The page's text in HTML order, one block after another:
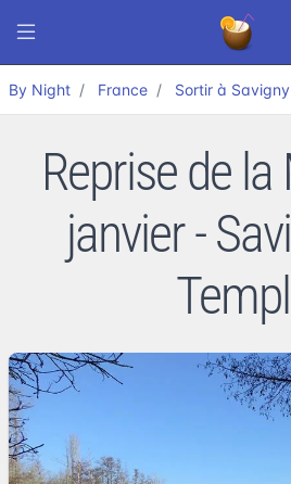
By Night France Sortir à
Reprise de
janvier -